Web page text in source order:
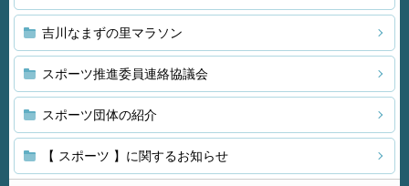
吉川なまずの里マラソン
スポーツ推進委員連絡協議会
スポーツ団体の紹介
【 スポーツ 】に関するお知らせ